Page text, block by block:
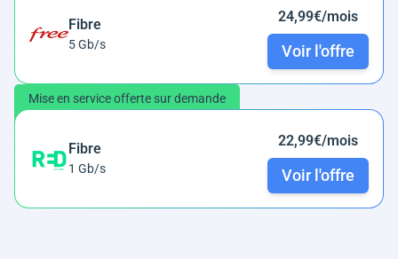
Fibre
5 Gb/s
24,99€/mois
Voir l'offre
Mise en service offerte sur demande
Fibre
1 Gb/s
22,99€/mois
Voir l'offre